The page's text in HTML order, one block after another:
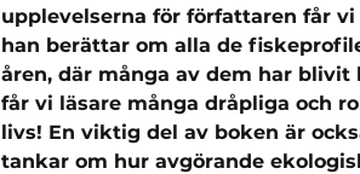
upplevelserna för författaren får
han berättar om alla de
åren, där många av dem har blivit
får vi läsare många dråpliga och
livs! En viktig del av boken är
tankar om hur avgörande